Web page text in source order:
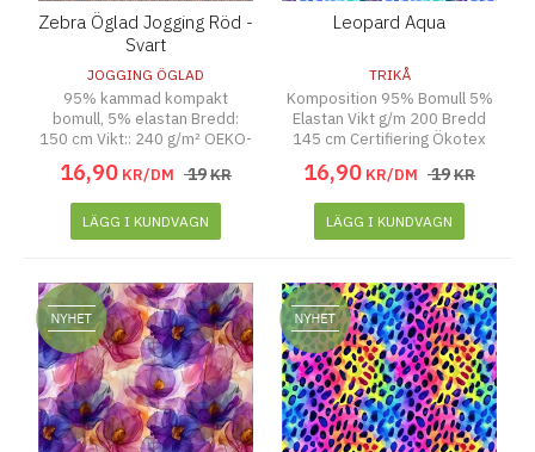
Zebra Öglad Jogging Röd -
Svart
JOGGING ÖGLAD
95% kammad kompakt
bomull, 5% elastan Bredd:
150 cm Vikt:: 240 g/m² OEKO-
16,90 KR/DM 19KR
LÄGG I KUNDVAGN
Leopard Aqua
TRIKÅ
Komposition 95% Bomull 5%
Elastan Vikt g/m 200 Bredd
145 cm Certifiering Ökotex
16,90 KR/DM 19KR
LÄGG I KUNDVAGN